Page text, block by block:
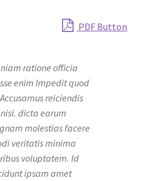
PDF Button
ratione officia
enim Impedit quod
reiciendis
dicta earum
molestias facere
veritatis minima
voluptatem. Id
ipsam amet